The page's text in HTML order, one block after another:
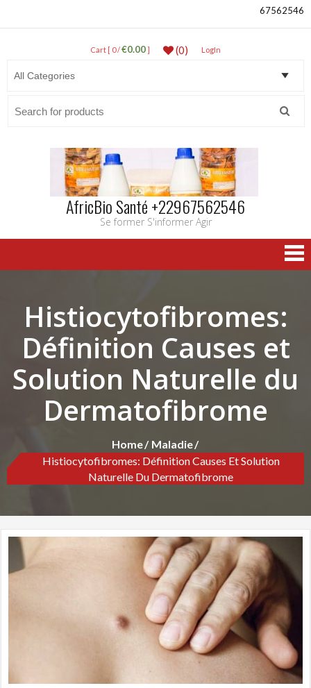
67562546
Cart [ 0 /€0.00] (0) LogIn
AfricBio Santé +22967562546
Se former S'informer Agir
Histiocytofibromes:
Définition Causes et
Solution Naturelle du
Dermatofibrome
Home
Maladie
Histiocytofibromes: Définition Causes Et Solution
Naturelle Du Dermatofibrome